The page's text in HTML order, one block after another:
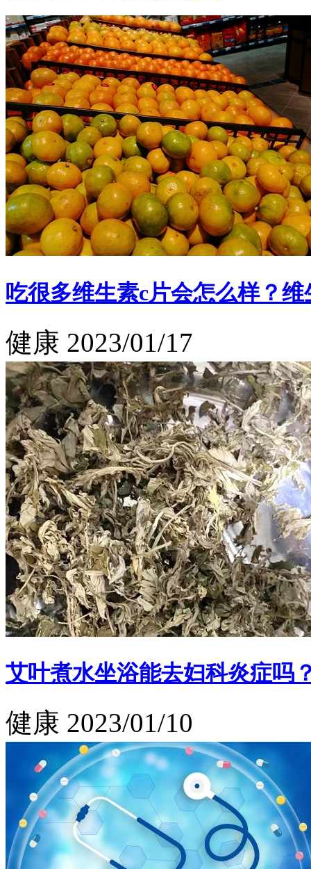
吃很多维生素c片会怎么样？
健康 2023/01/17
艾叶煮水坐浴能去妇科炎症吗
健康 2023/01/10